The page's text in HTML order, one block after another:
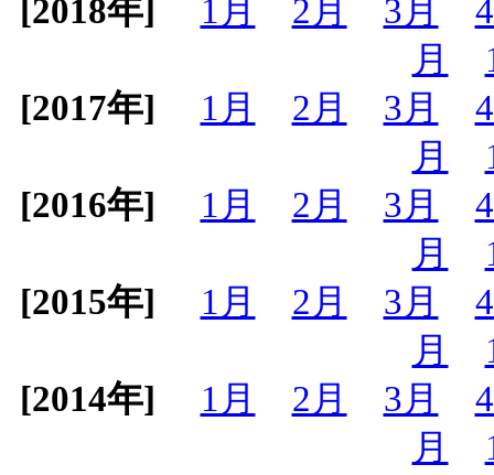
[2018年] 1月 2月 3月
月
[2017年]
1月 2月 3月
月
[2016年]
1月 2月 3月
月
[2015年]
1月 2月 3月
月
[2014年]
1月 2月 3月
月